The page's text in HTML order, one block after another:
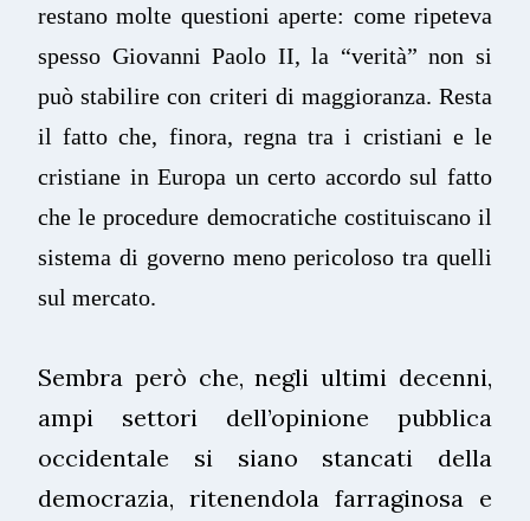
restano molte questioni aperte: come ripeteva
spesso Giovanni Paolo II, la “verità” non si
può stabilire con criteri di maggioranza. Resta
il fatto che, finora, regna tra i cristiani e le
cristiane in Europa un certo accordo sul fatto
che le procedure democratiche costituiscano il
sistema di governo meno pericoloso tra quelli
sul mercato.
Sembra però che, negli ultimi decenni,
ampi settori dell’opinione pubblica
occidentale si siano stancati della
democrazia, ritenendola farraginosa e